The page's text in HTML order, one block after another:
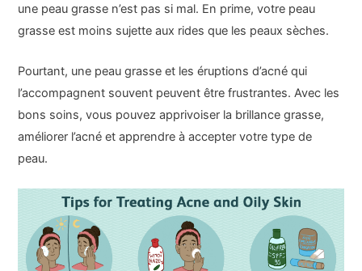
une peau grasse n’est pas si mal. En prime, votre peau
grasse est moins sujette aux rides que les peaux sèches.
Pourtant, une peau grasse et les éruptions d’acné qui
l’accompagnent souvent peuvent être frustrantes. Avec les
bons soins, vous pouvez apprivoiser la brillance grasse,
améliorer l’acné et apprendre à accepter votre type de
peau.